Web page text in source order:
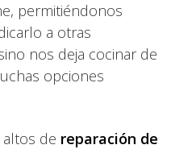
permitiéndonos
a otras
nos deja cocinar de
opciones
de reparación de